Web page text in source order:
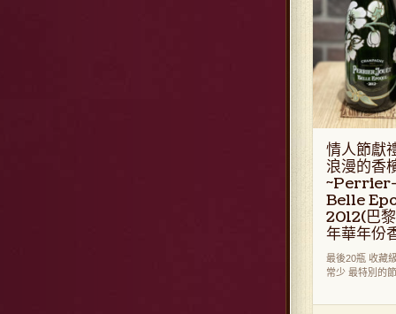
情人節獻
浪漫的香
Belle
2012(巴
年華年份
最後20瓶 收藏
常少 最特別的